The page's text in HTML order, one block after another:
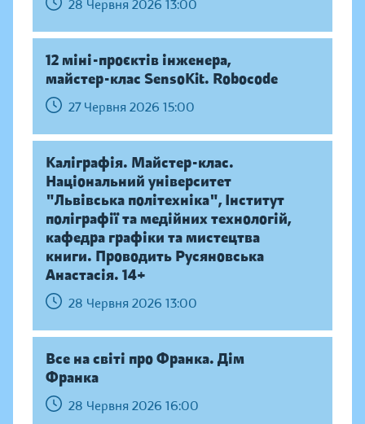
28 Червня 2026 13:00
12 міні-проєктів інженера,
майстер-клас SensoKit. Robocode
27 Червня 2026 15:00
Каліграфія. Майстер-клас.
Національний університет
"Львівська політехніка", Інститут
поліграфії та медійних технологій,
кафедра графіки та мистецтва
книги. Проводить Русяновська
Анастасія. 14+
28 Червня 2026 13:00
Все на світі про Франка. Дім
Франка
28 Червня 2026 16:00